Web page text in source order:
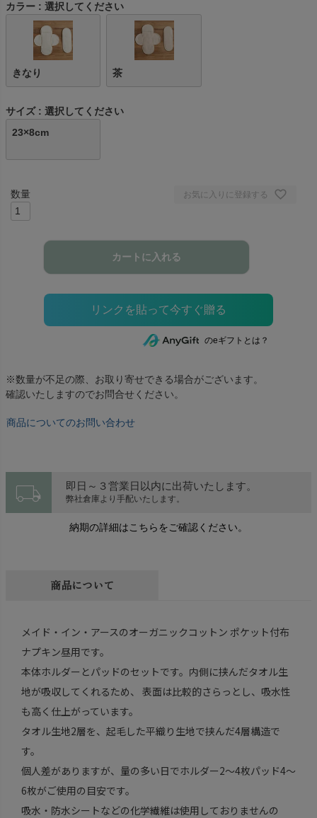
カラー 選択してください
きなり 茶
サイズ
選択してください
23×8cm
お気に入りに登録する
カートに入れる
のeギフトとは？
※数量が不足の際、お取り寄せできる場合がございます。
確認いたしますのでお問合せください。
商品についてのお問い合わせ
local_shipping 即日～３営業日以内に出荷いたします。
弊社倉庫より手配いたします。
納期の詳細はこちらをご確認ください。
商品について
メイド・イン・アースのオーガニックコットン ポケット付布
ナプキン昼用です。
本体ホルダーとパッドのセットです。内側に挟んだタオル生
地が吸収してくれるため、 表面は比較的さらっとし、吸水性
も高く仕上がっています。
タオル生地2層を、起毛した平織り生地で挟んだ4層構造で
す。
個人差がありますが、量の多い日でホルダー2～4枚パッド4～
6枚がご使用の目安です。
吸水・防水シートなどの化学繊維は使用しておりませんの